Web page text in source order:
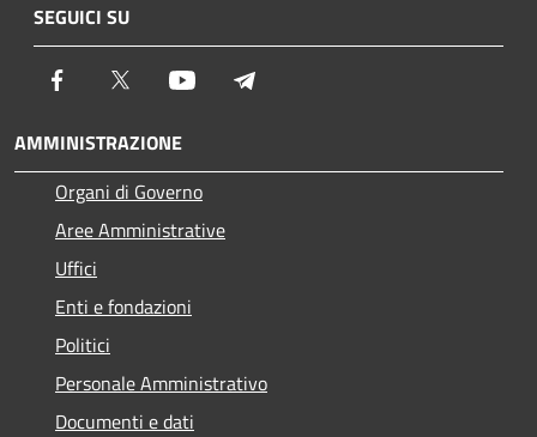
SEGUICI SU
Facebook Twitter Youtube
AMMINISTRAZIONE
Organi di Governo
Aree Amministrative
Uffici
Enti e fondazioni
Politici
Personale Amministrativo
Documenti e dati